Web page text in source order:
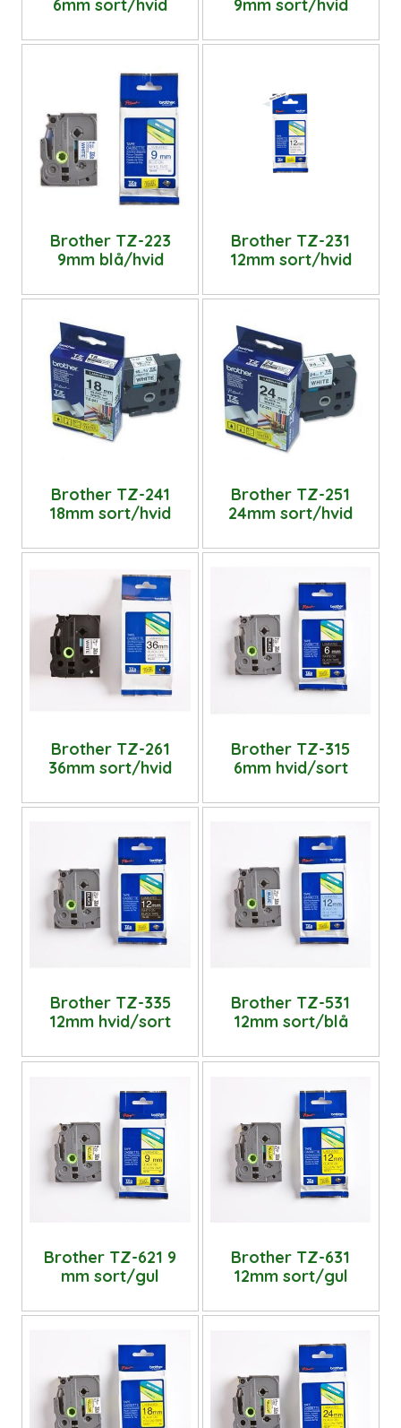
6mm sort/hvid
9mm sort/hvid
Brother TZ-223
9mm blå/hvid
Brother TZ-231
12mm sort/hvid
Brother TZ-241
18mm sort/hvid
Brother TZ-251
24mm sort/hvid
Brother TZ-261
36mm sort/hvid
Brother TZ-315
6mm hvid/sort
Brother TZ-335
12mm hvid/sort
Brother TZ-531
12mm sort/blå
Brother TZ-621 9
mm sort/gul
Brother TZ-631
12mm sort/gul